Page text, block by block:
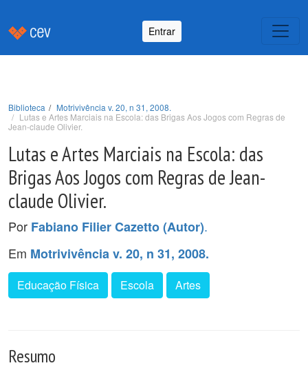
Entrar
Biblioteca
Motrivivência v. 20, n 31, 2008.
Lutas e Artes Marciais na Escola: das Brigas Aos Jogos com Regras de
Jean-claude Olivier.
Lutas e Artes Marciais na Escola: das
Brigas Aos Jogos com Regras de Jean-
claude Olivier.
Por Fabiano Filier Cazetto (Autor).
Em Motrivivência v. 20, n 31, 2008.
Educação Física Escola Artes
Resumo